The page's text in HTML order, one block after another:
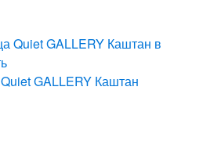
GALLERY Каштан